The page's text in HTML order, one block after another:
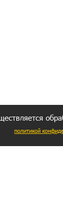
политикой